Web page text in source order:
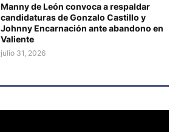
Manny de León convoca a respaldar
candidaturas de Gonzalo Castillo y
Johnny Encarnación ante abandono en
Valiente
julio 31, 2026